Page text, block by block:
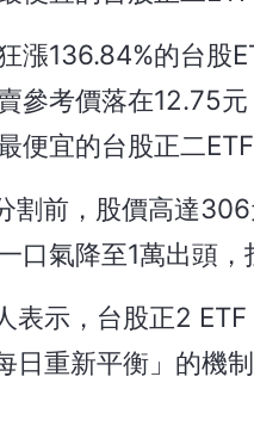
漲136.84%的台股
參考價落在12.75
便宜的台股正二
割前，股價高達
口氣降至1萬出頭，
表示，台股正2
日重新平衡」的機